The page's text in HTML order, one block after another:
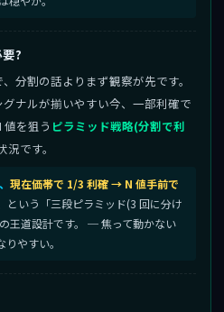
?
分割の話よりまず観察が先です。
ナルが揃いやすい今、一部利確で
を狙う ピラミッド戦略(分割で利
です。
現在価帯で 1/3 利確 → N 値手前で
という「三段ピラミッド(3 回に分け
王道設計です。 ─ 焦って動かない
やすい。